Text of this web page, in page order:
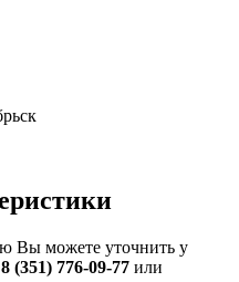
Вы можете уточнить у
8 (351) 776-09-77 или